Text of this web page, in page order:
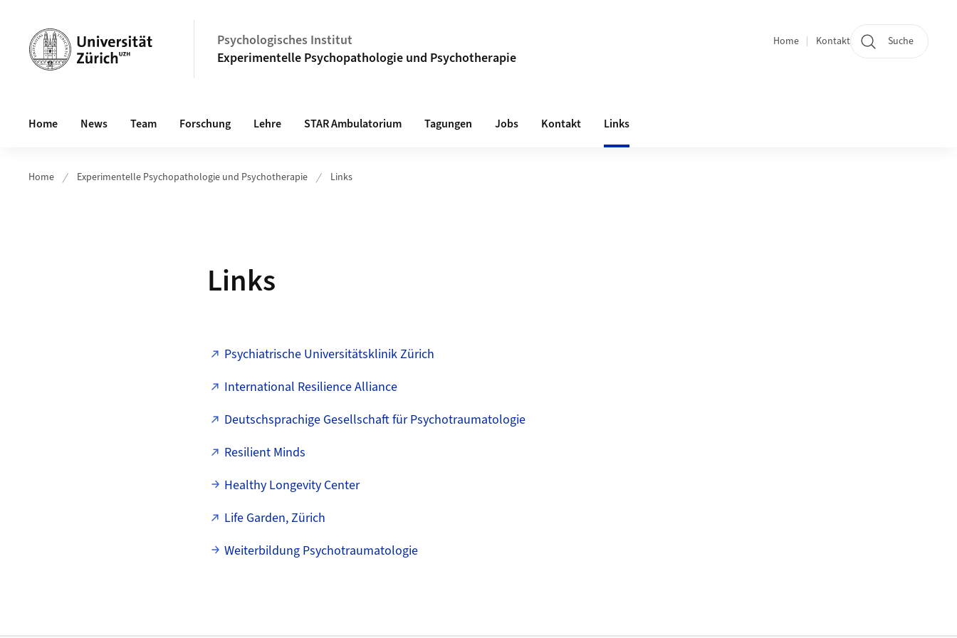
Psychologisches Institut
Experimentelle Psychopathologie und Psychotherapie
Quicklinks
Home Kontakt Suche
Home News Team Forschung Lehre STAR Ambulatorium Tagungen Jobs Kontakt Links
Home Experimentelle Psychopathologie und Psychotherapie Links
Links
Psychiatrische Universitätsklinik Zürich
International Resilience Alliance
Deutschsprachige Gesellschaft für Psychotraumatologie
Resilient Minds
Healthy Longevity Center
Life Garden, Zürich
Weiterbildung Psychotraumatologie